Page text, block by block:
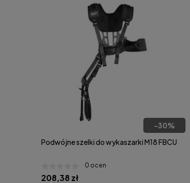
-30%
Podwójne szelki do wykaszarki M18 FBCU
0 ocen
208,38 zł